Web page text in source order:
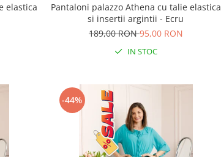
elastica
Pantaloni palazzo Athena cu talie elastica
si insertii argintii - Ecru
189,00 RON95,00 RON
IN STOC
-44%